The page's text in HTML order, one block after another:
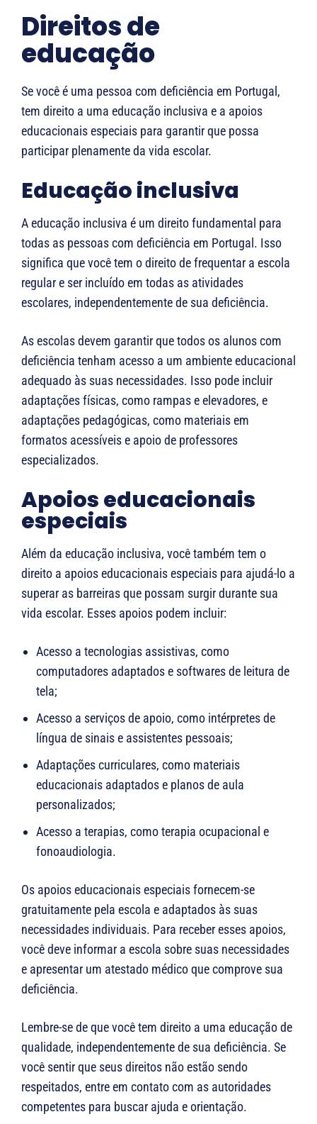
Direitos de
educação
Se você é uma pessoa com deficiência em Portugal,
tem direito a uma educação inclusiva e a apoios
educacionais especiais para garantir que possa
participar plenamente da vida escolar.
Educação inclusiva
A educação inclusiva é um direito fundamental para
todas as pessoas com deficiência em Portugal. Isso
significa que você tem o direito de frequentar a escola
regular e ser incluído em todas as atividades
escolares, independentemente de sua deficiência.
As escolas devem garantir que todos os alunos com
deficiência tenham acesso a um ambiente educacional
adequado às suas necessidades. Isso pode incluir
adaptações físicas, como rampas e elevadores, e
adaptações pedagógicas, como materiais em
formatos acessíveis e apoio de professores
especializados.
Apoios educacionais
especiais
Além da educação inclusiva, você também tem o
direito a apoios educacionais especiais para ajudá-lo a
superar as barreiras que possam surgir durante sua
vida escolar. Esses apoios podem incluir:
Acesso a tecnologias assistivas, como
computadores adaptados e softwares de leitura de
tela;
Acesso a serviços de apoio, como intérpretes de
língua de sinais e assistentes pessoais;
Adaptações curriculares, como materiais
educacionais adaptados e planos de aula
personalizados;
Acesso a terapias, como terapia ocupacional e
fonoaudiologia.
Os apoios educacionais especiais fornecem-se
gratuitamente pela escola e adaptados às suas
necessidades individuais. Para receber esses apoios,
você deve informar a escola sobre suas necessidades
e apresentar um atestado médico que comprove sua
deficiência.
Lembre-se de que você tem direito a uma educação de
qualidade, independentemente de sua deficiência. Se
você sentir que seus direitos não estão sendo
respeitados, entre em contato com as autoridades
competentes para buscar ajuda e orientação.